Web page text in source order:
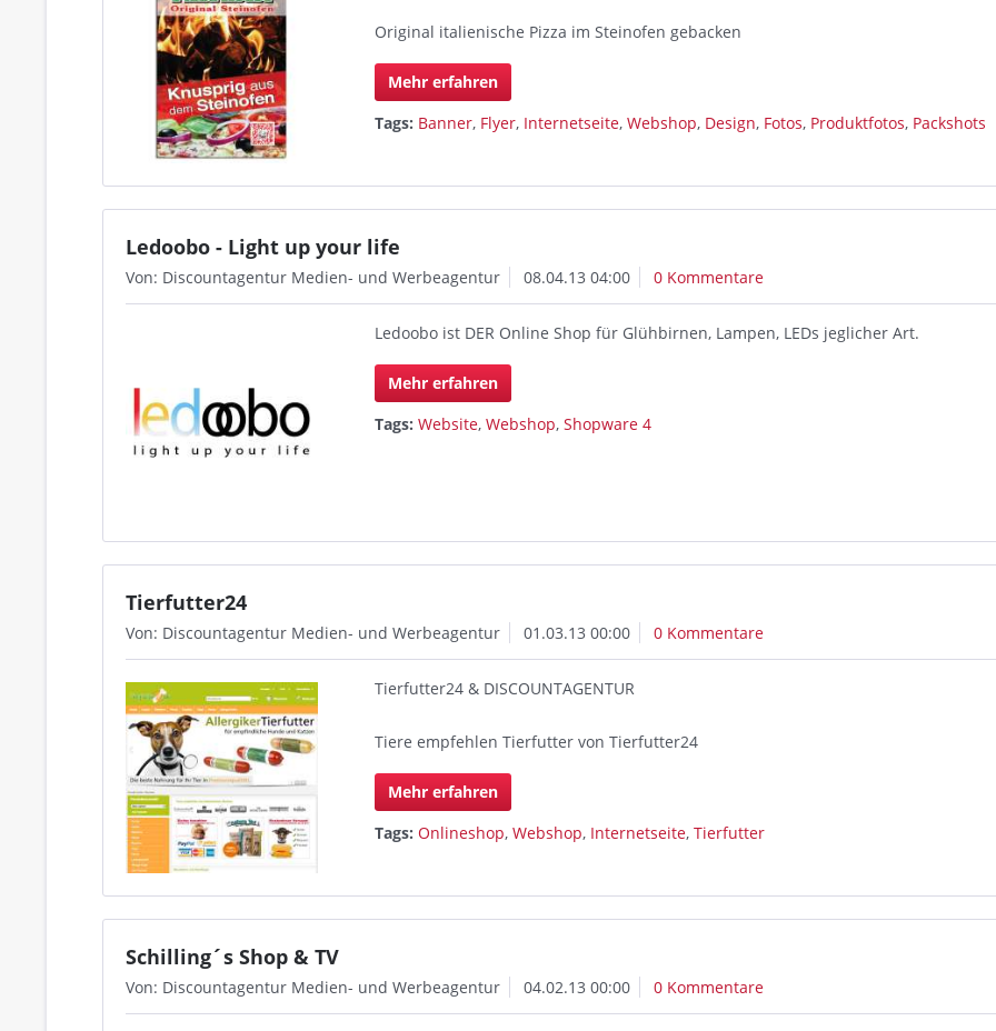
Original italienische Pizza im Steinofen gebacken
Mehr erfahren
Tags: Banner, Flyer, Internetseite,Webshop, Design, Fotos, Produktfotos, Packshots
Ledoobo - Light up your life
Von: Discountagentur Medien- und Werbeagentur 08.04.13 04:00 0 Kommentare
Ledoobo ist DER Online Shop für Glühbirnen, Lampen, LEDs jeglicher Art.
Mehr erfahren
Tags: Website,Webshop,Shopware 4
Tierfutter24
Von: Discountagentur Medien- und Werbeagentur 01.03.13 00:00 0 Kommentare
Tierfutter24 & DISCOUNTAGENTUR
Tiere empfehlen Tierfutter von Tierfutter24
Mehr erfahren
Tags: Onlineshop,Webshop, Internetseite,Tierfutter
Schilling´s Shop & TV
Von: Discountagentur Medien- und Werbeagentur 04.02.13 00:00 0 Kommentare